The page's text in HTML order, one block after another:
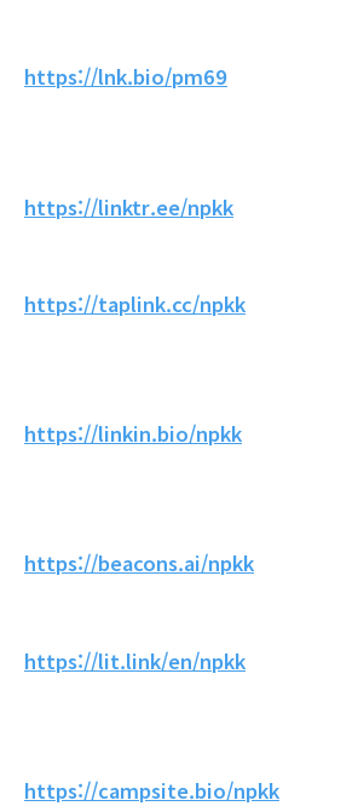
https://lnk.bio/pm69
https://linktr.ee/npkk
https://taplink.cc/npkk
https://linkin.bio/npkk
https://beacons.ai/npkk
https://lit.link/en/npkk
https://campsite.bio/npkk